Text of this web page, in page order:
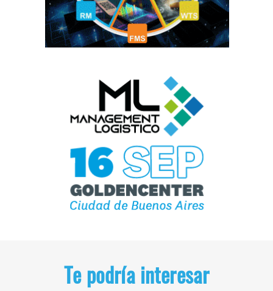
Te podría interesar